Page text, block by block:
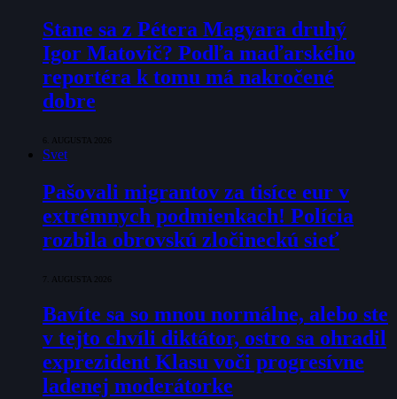
Stane sa z Pétera Magyara druhý
Igor Matovič? Podľa maďarského
reportéra k tomu má nakročené
dobre
6. AUGUSTA 2026
Svet
Pašovali migrantov za tisíce eur v
extrémnych podmienkach! Polícia
rozbila obrovskú zločineckú sieť
7. AUGUSTA 2026
Bavíte sa so mnou normálne, alebo ste
v tejto chvíli diktátor, ostro sa ohradil
exprezident Klasu voči progresívne
ladenej moderátorke